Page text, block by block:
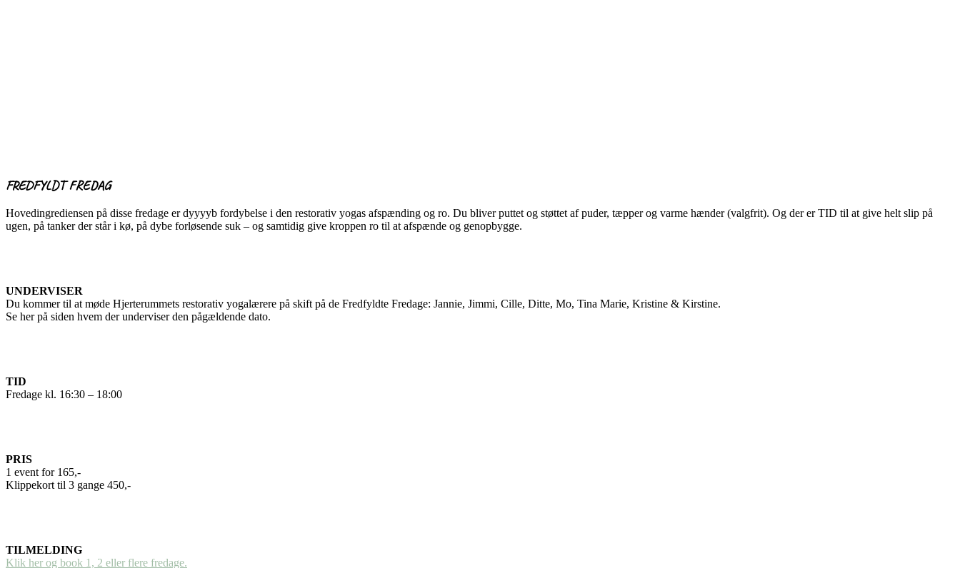
FREDFYLDT FREDAG
Hovedingrediensen på disse fredage er dyyyyb fordybelse i den restorativ yogas afspænding og ro. Du bliver puttet og støttet af puder, tæpper og varme hænder (valgfrit). Og der er TID til at give helt slip på
ugen, på tanker der står i kø, på dybe forløsende suk – og samtidig give kroppen ro til at afspænde og genopbygge.
UNDERVISER
Du kommer til at møde Hjerterummets restorativ yogalærere på skift på de Fredfyldte Fredage: Jannie, Jimmi, Cille, Ditte, Mo, Tina Marie, Kristine & Kirstine.
Se her på siden hvem der underviser den pågældende dato.
TID
Fredage kl. 16:30 – 18:00
PRIS
1 event for 165,-
Klippekort til 3 gange 450,-
TILMELDING
Klik her og book 1, 2 eller flere fredage.